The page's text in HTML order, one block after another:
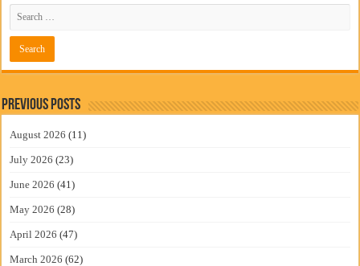
Previous Posts
August 2026 (11)
July 2026 (23)
June 2026 (41)
May 2026 (28)
April 2026 (47)
March 2026 (62)